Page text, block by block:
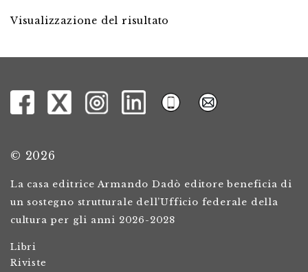
Visualizzazione del risultato
© 2026
La casa editrice Armando Dadò editore beneficia di
un sostegno strutturale dell’Ufficio federale della
cultura per gli anni 2026-2028
Libri
Riviste